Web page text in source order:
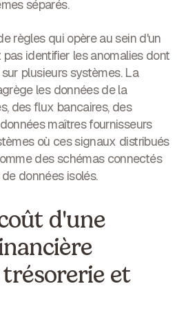
séparés.
règles qui opère au sein d'un
identifier les anomalies dont
plusieurs systèmes. La
les données de la
des flux bancaires, des
maîtres fournisseurs
où ces signaux distribués
des schémas connectés
données isolés.
d'une
et